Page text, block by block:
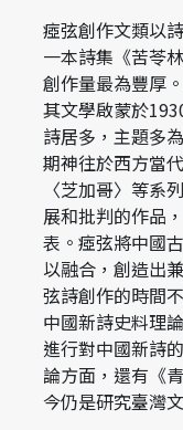
瘂弦創作文類以
一本詩集《苦苓
創作量最為豐厚
其文學啟蒙於
詩居多，主題多
期神往於西方當
〈芝加哥〉等系
展和批判的作品
表。瘂弦將中國
以融合，創造出
弦詩創作的時間
中國新詩史料理
進行對中國新詩
論方面，還有《
今仍是研究臺灣